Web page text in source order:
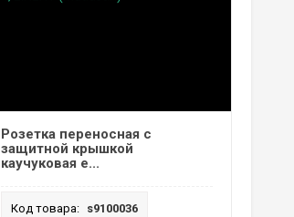
Розетка переносная с
защитной крышкой
каучуковая e...
Код товара: s9100036